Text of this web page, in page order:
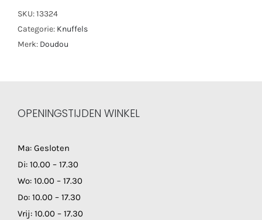
SKU:13324
Categorie: Knuffels
Merk: Doudou
OPENINGSTIJDEN WINKEL
Ma: Gesloten
Di: 10.00 – 17.30
Wo: 10.00 – 17.30
Do: 10.00 – 17.30
Vrij: 10.00 – 17.30